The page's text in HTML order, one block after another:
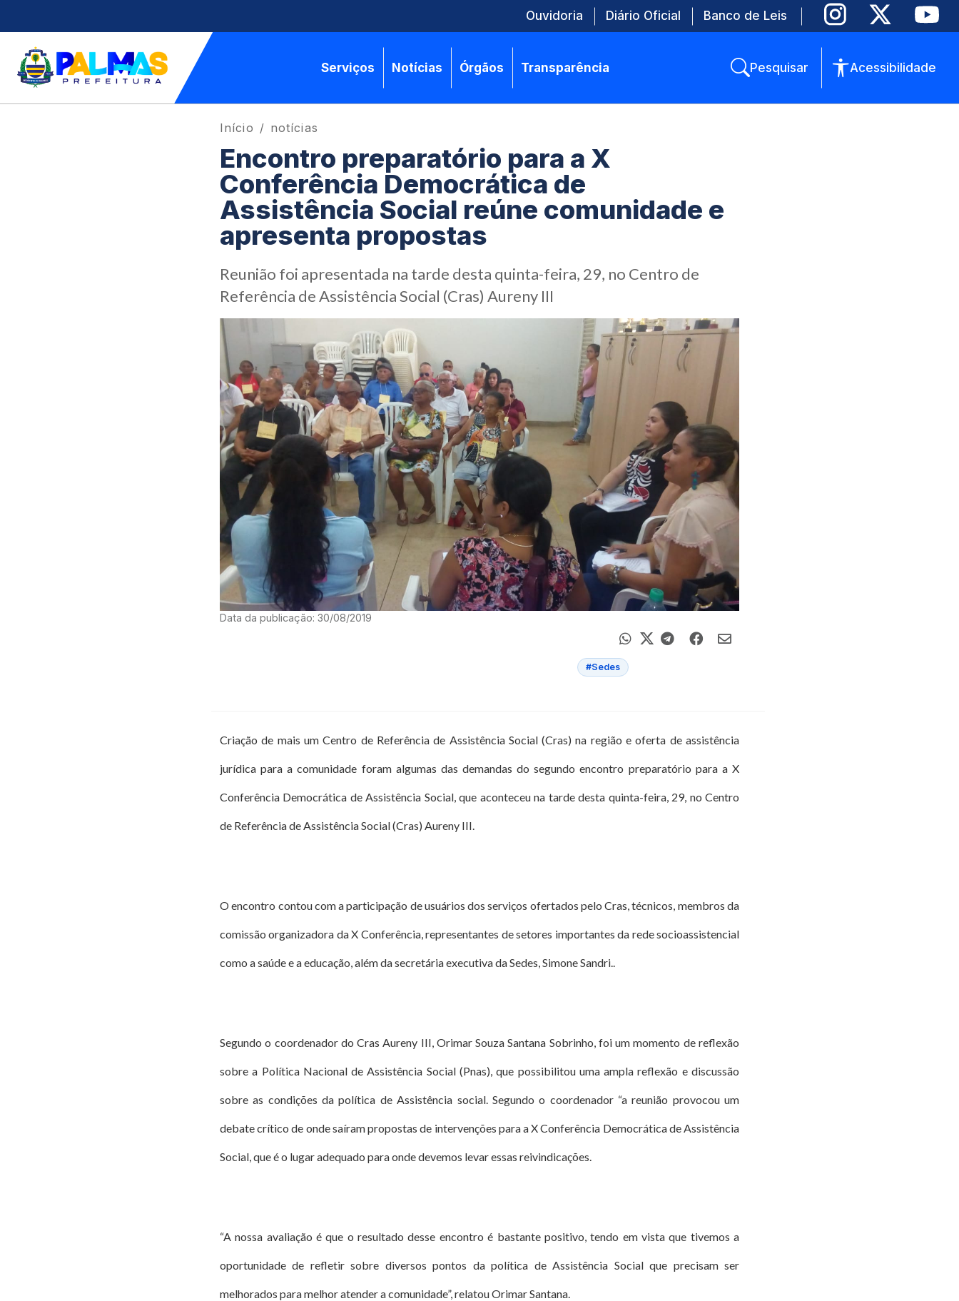
Ouvidoria Diário Oficial Banco de Leis
Serviços Notícias Órgãos Transparência Pesquisar Acessibilidade
Início notícias
Encontro preparatório para a X
Conferência Democrática de
Assistência Social reúne comunidade e
apresenta propostas
Reunião foi apresentada na tarde desta quinta-feira, 29, no Centro de
Referência de Assistência Social (Cras) Aureny III
Data da publicação: 30/08/2019
#Sedes
Criação de mais um Centro de Referência de Assistência Social (Cras) na região e oferta de assistência
jurídica para a comunidade foram algumas das demandas do segundo encontro preparatório para a X
Conferência Democrática de Assistência Social, que aconteceu na tarde desta quinta-feira, 29, no Centro
de Referência de Assistência Social (Cras) Aureny III.
O encontro contou com a participação de usuários dos serviços ofertados pelo Cras, técnicos, membros da
comissão organizadora da X Conferência, representantes de setores importantes da rede socioassistencial
como a saúde e a educação, além da secretária executiva da Sedes, Simone Sandri.
Segundo o coordenador do Cras Aureny III, Orimar Souza Santana Sobrinho, foi um momento de reflexão
sobre a Política Nacional de Assistência Social (Pnas), que possibilitou uma ampla reflexão e discussão
sobre as condições da política de Assistência social. Segundo o coordenador “a reunião provocou um
debate crítico de onde saíram propostas de intervenções para a X Conferência Democrática de Assistência
Social, que é o lugar adequado para onde devemos levar essas reivindicações.
“A nossa avaliação é que o resultado desse encontro é bastante positivo, tendo em vista que tivemos a
oportunidade de refletir sobre diversos pontos da política de Assistência Social que precisam ser
melhorados para melhor atender a comunidade”, relatou Orimar Santana.